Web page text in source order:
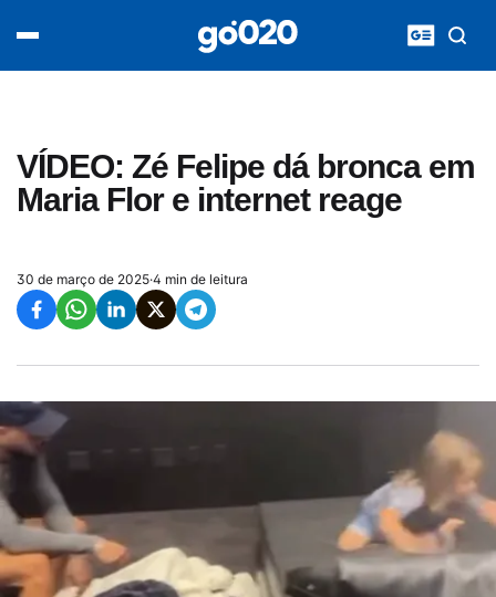
VÍDEO: Zé Felipe dá bronca em
Maria Flor e internet reage
30 de março de 2025·4 min de leitura
acontece agora
entretenimento
vídeos
pod020